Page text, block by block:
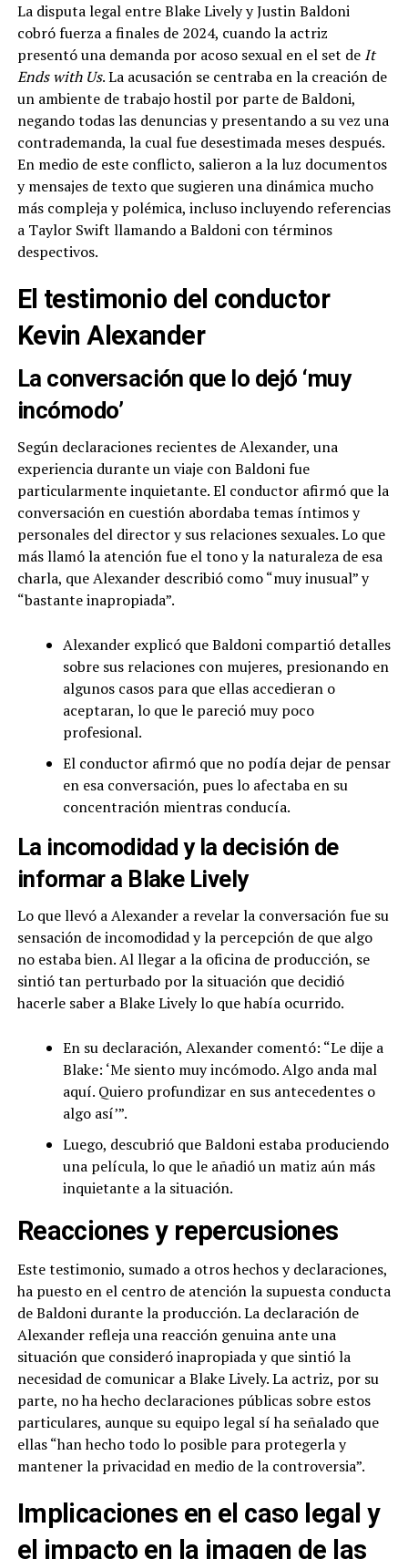
La disputa legal entre Blake Lively y Justin Baldoni
cobró fuerza a finales de 2024, cuando la actriz
presentó una demanda por acoso sexual en el set de It
Ends with Us. La acusación se centraba en la creación de
un ambiente de trabajo hostil por parte de Baldoni,
negando todas las denuncias y presentando a su vez una
contrademanda, la cual fue desestimada meses después.
En medio de este conflicto, salieron a la luz documentos
y mensajes de texto que sugieren una dinámica mucho
más compleja y polémica, incluso incluyendo referencias
a Taylor Swift llamando a Baldoni con términos
despectivos.
El testimonio del conductor
Kevin Alexander
La conversación que lo dejó ‘muy
incómodo’
Según declaraciones recientes de Alexander, una
experiencia durante un viaje con Baldoni fue
particularmente inquietante. El conductor afirmó que la
conversación en cuestión abordaba temas íntimos y
personales del director y sus relaciones sexuales. Lo que
más llamó la atención fue el tono y la naturaleza de esa
charla, que Alexander describió como “muy inusual” y
“bastante inapropiada”.
Alexander explicó que Baldoni compartió detalles
sobre sus relaciones con mujeres, presionando en
algunos casos para que ellas accedieran o
aceptaran, lo que le pareció muy poco
profesional.
El conductor afirmó que no podía dejar de pensar
en esa conversación, pues lo afectaba en su
concentración mientras conducía.
La incomodidad y la decisión de
informar a Blake Lively
Lo que llevó a Alexander a revelar la conversación fue su
sensación de incomodidad y la percepción de que algo
no estaba bien. Al llegar a la oficina de producción, se
sintió tan perturbado por la situación que decidió
hacerle saber a Blake Lively lo que había ocurrido.
En su declaración, Alexander comentó: “Le dije a
Blake: ‘Me siento muy incómodo. Algo anda mal
aquí. Quiero profundizar en sus antecedentes o
algo así’”.
Luego, descubrió que Baldoni estaba produciendo
una película, lo que le añadió un matiz aún más
inquietante a la situación.
Reacciones y repercusiones
Este testimonio, sumado a otros hechos y declaraciones,
ha puesto en el centro de atención la supuesta conducta
de Baldoni durante la producción. La declaración de
Alexander refleja una reacción genuina ante una
situación que consideró inapropiada y que sintió la
necesidad de comunicar a Blake Lively. La actriz, por su
parte, no ha hecho declaraciones públicas sobre estos
particulares, aunque su equipo legal sí ha señalado que
ellas “han hecho todo lo posible para protegerla y
mantener la privacidad en medio de la controversia”.
Implicaciones en el caso legal y
el impacto en la imagen de las